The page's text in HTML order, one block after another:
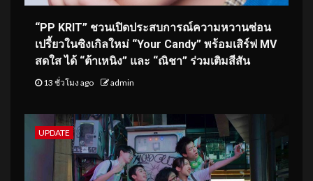
“PP KRIT” ชวนเปิดประสบการณ์ความหวานซ่อน
เปรี้ยวในซิงเกิลใหม่ “Your Candy” พร้อมเสิร์ฟ MV
สดใส ได้ “ต้าเหนิง” และ “ณิชา” ร่วมเติมสีสัน
13 ชั่วโมง ago admin
UPDATE